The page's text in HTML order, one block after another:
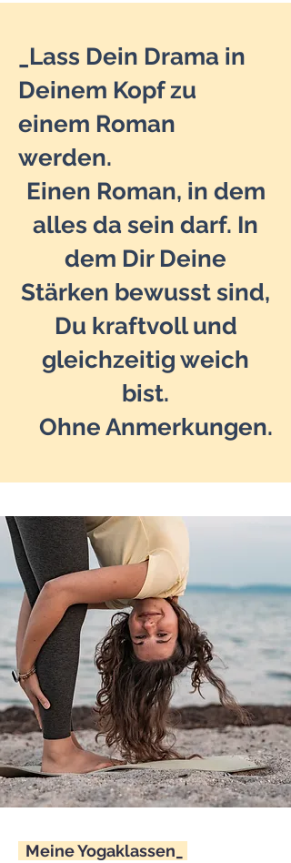
Lass Dein Drama in
Deinem Kopf zu
einem Roman
werden.
Einen Roman, in dem
alles da sein darf. In
dem Dir Deine
Stärken bewusst sind,
Du kraftvoll und
gleichzeitig weich
bist.
Ohne Anmerkungen.
Meine Yogaklassen_